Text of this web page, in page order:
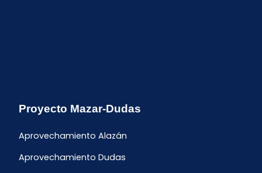
Proyecto Mazar-Dudas
Aprovechamiento Alazán
Aprovechamiento Dudas